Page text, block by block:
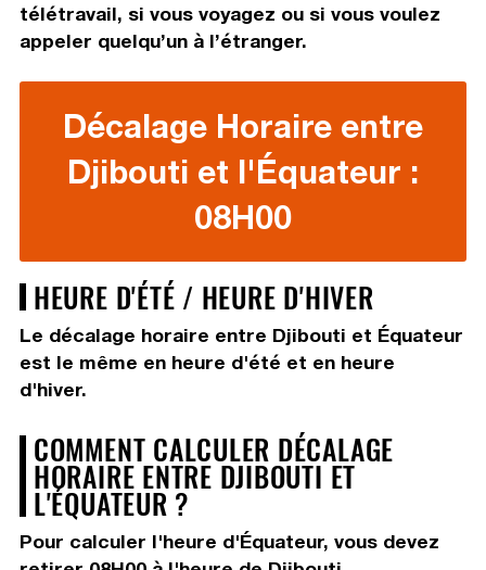
télétravail, si vous voyagez ou si vous voulez
appeler quelqu’un à l’étranger.
Décalage Horaire entre
Djibouti et l'Équateur :
08H00
HEURE D'ÉTÉ / HEURE D'HIVER
Le décalage horaire entre Djibouti et Équateur
est le même en heure d'été et en heure
d'hiver.
COMMENT CALCULER DÉCALAGE
HORAIRE ENTRE DJIBOUTI ET
L'ÉQUATEUR ?
Pour calculer l'heure d'Équateur, vous devez